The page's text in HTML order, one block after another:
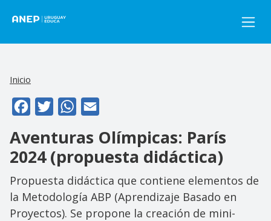
Inicio
FacebookTwitterWhatsApp
Aventuras Olímpicas: París
2024 (propuesta didáctica)
Propuesta didáctica que contiene elementos de
la Metodología ABP (Aprendizaje Basado en
Proyectos). Se propone la creación de mini-